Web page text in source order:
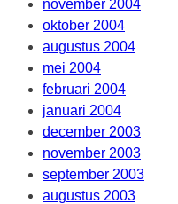
november 2004
oktober 2004
augustus 2004
mei 2004
februari 2004
januari 2004
december 2003
november 2003
september 2003
augustus 2003